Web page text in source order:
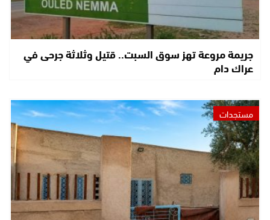
جريمة مروعة تهز سوق السبت.. قتيل وثلاثة جرحى في
عراك دام
مستجدات